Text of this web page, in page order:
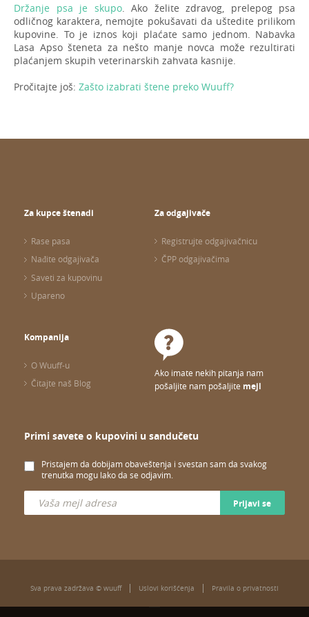
Držanje psa je skupo. Ako želite zdravog, prelepog psa
odličnog karaktera, nemojte pokušavati da uštedite prilikom
kupovine. To je iznos koji plaćate samo jednom. Nabavka
Lasa Apso šteneta za nešto manje novca može rezultirati
plaćanjem skupih veterinarskih zahvata kasnije.
Pročitajte još: Zašto izabrati štene preko Wuuff?
Za kupce štenadi
Rase pasa
Nađite odgajivača
Saveti za kupovinu
Upareno
Za odgajivače
Registrujte odgajivačnicu
ČPP odgajivačima
Kompanija
O Wuuff-u
Čitajte naš Blog
Ako imate nekih pitanja nam
pošaljite nam pošaljite mejl
Primi savete o kupovini u sandučetu
Pristajem da dobijam obaveštenja i svestan sam da svakog
trenutka mogu lako da se odjavim.
Prijavi se
Sva prava zadržava © wuuff Uslovi korišćenja Pravila o privatnosti